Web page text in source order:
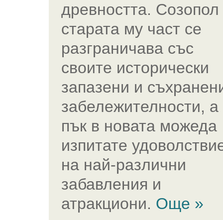
древността. Созопол
старата му част се
разграничава със
своите исторически
запазени и
забележителности, а
пък в новата можеда
изпитате
на най-различни
забавления и
атракциони. Още »